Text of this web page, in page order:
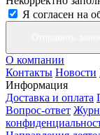
Я согласен на
О компании
Контакты Новости
Информация
Доставка и оплата
Вопрос-ответ